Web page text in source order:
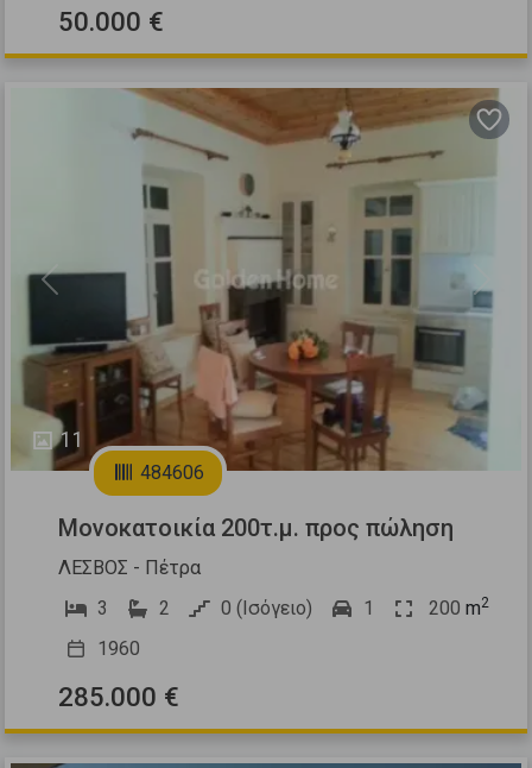
50.000 €
11
Previous Next
484606
Μονοκατοικία 200τ.μ. προς πώληση
ΛΕΣΒΟΣ - Πέτρα
3
2 0 (Ισόγειο) 1 200 m2
1960
285.000 €